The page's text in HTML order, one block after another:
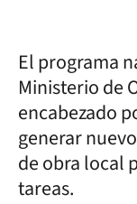
El programa
Ministerio de
encabezado
generar
de obra local
tareas.